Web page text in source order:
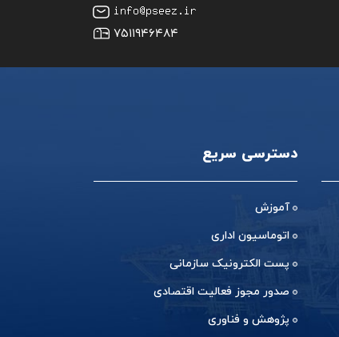
۷۵۱۱۹۴۶۴۸۴
دسترسی سریع
آموزش
اتوماسیون اداری
پست الکترونیک سازمانی
صدور مجوز فعالیت اقتصادی
پژوهش و فناوری